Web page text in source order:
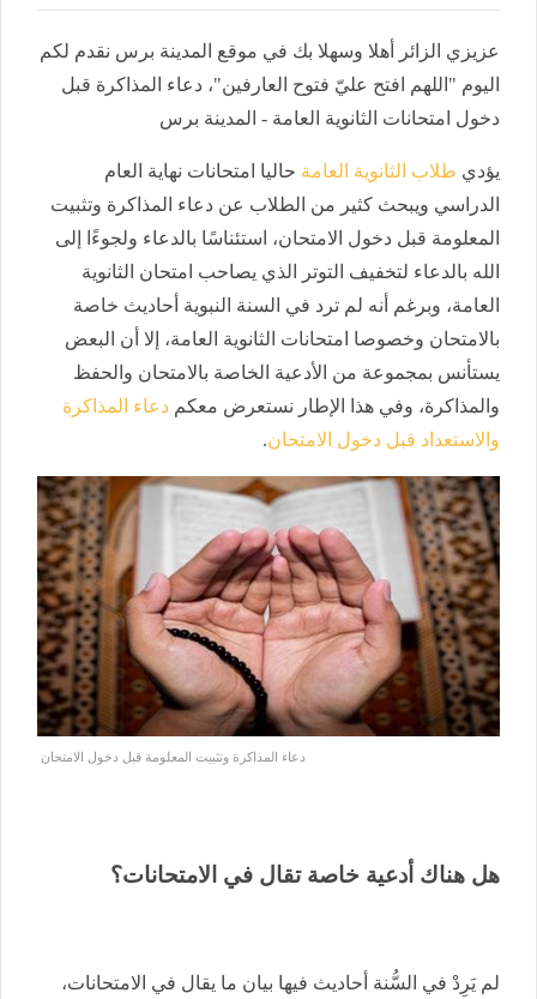
عزيزي الزائر أهلا وسهلا بك في موقع المدينة برس نقدم لكم
اليوم "اللهم افتح عليّ فتوح العارفين"، دعاء المذاكرة قبل
دخول امتحانات الثانوية العامة - المدينة برس
يؤدي طلاب الثانوية العامة حاليا امتحانات نهاية العام
الدراسي ويبحث كثير من الطلاب عن دعاء المذاكرة وتثبيت
المعلومة قبل دخول الامتحان، استئناسًا بالدعاء ولجوءًا إلى
الله بالدعاء لتخفيف التوتر الذي يصاحب امتحان الثانوية
العامة، وبرغم أنه لم ترد في السنة النبوية أحاديث خاصة
بالامتحان وخصوصا امتحانات الثانوية العامة، إلا أن البعض
يستأنس بمجموعة من الأدعية الخاصة بالامتحان والحفظ
والمذاكرة، وفي هذا الإطار نستعرض معكم دعاء المذاكرة
والاستعداد قبل دخول الامتحان.
دعاء المذاكرة وتثبيت المعلومة قبل دخول الامتحان
هل هناك أدعية خاصة تقال في الامتحانات؟
لم يَرِدْ في السُّنة أحاديث فيها بيان ما يقال في الامتحانات،